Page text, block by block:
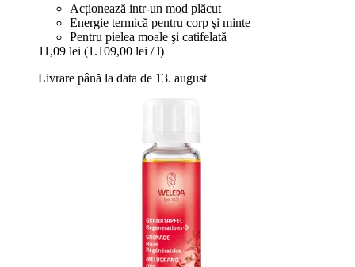
Acționează intr-un mod plăcut
Energie termică pentru corp şi minte
Pentru pielea moale şi catifelată
11,09 lei (1.109,00 lei / l)
Livrare până la data de 13. august